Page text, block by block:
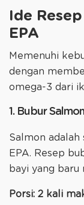
Ide
EPA
Memenuhi
dengan
omega-3 dari
1. Bubur
Salmon
EPA. Resep
bayi yang baru
Porsi: 2 kali